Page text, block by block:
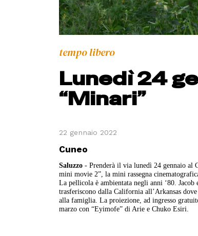
tempo libero
Lunedì 24
“Minari”
22 gennaio 2022
Cuneo
Saluzzo - Prenderà il via lunedì 24 gennaio al
mini movie 2”, la mini rassegna
La pellicola è ambientata negli anni ‘80.
trasferiscono dalla California all’Arkansas
alla famiglia. La proiezione, ad ingresso
marzo con “Eyimofe” di Arie e Chuko Esiri.